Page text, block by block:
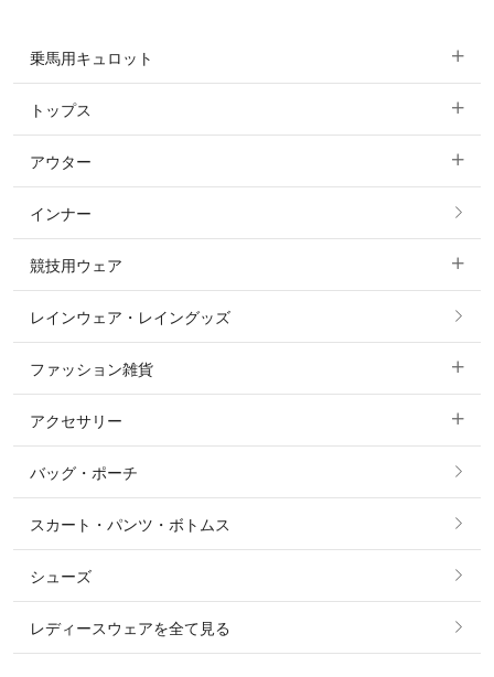
乗馬用キュロット
すべてのキュロット
フルグリップ・尻革 キュロット
ニーグリップ・膝革 キュロット
トップス
すべてのトップス
ポロシャツ
カットソー・Tシャツ・タンクトップ
ニット・セーター
シャツ・ブラウス・ワンピース
アウター
すべてのアウター
コート
ジャケット・ブルゾン
インナー
競技用ウェア
すべての競技用ウェア
ショージャケット
ショーシャツ
レインウェア・レイングッズ
ファッション雑貨
すべてのファッション雑貨
ソックス
ベルト
アクセサリー
すべてのアクセサリー
リング
ピアス・イヤリング
バッグ・ポーチ
スカート・パンツ・ボトムス
シューズ
レディースウェアを全て見る